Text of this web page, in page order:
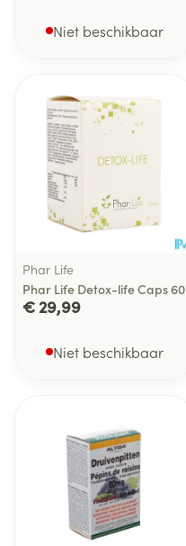
Niet beschikbaar
Phar Life
Phar Life Detox-life Caps 60
€ 29,99
Niet beschikbaar